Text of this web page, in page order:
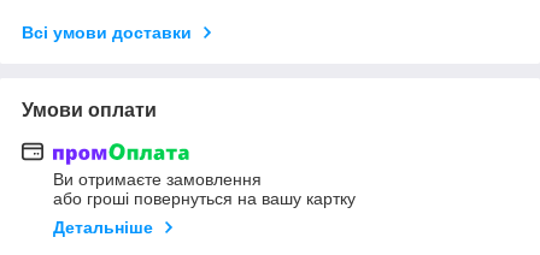
Всі умови доставки
Умови оплати
Ви отримаєте замовлення
або гроші повернуться на вашу картку
Детальніше